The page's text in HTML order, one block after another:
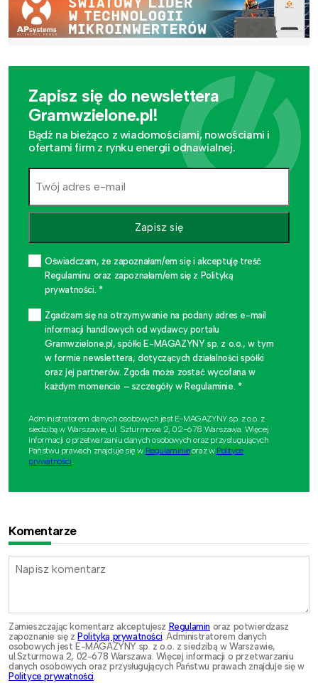
Zapisz się do newslettera
Gramwzielone.pl!
Bądź na bieżąco z wiadomościami, nowościami i
ofertami firm z rynku energii odnawialnej.
Zapisz się
Oświadczam, że zapoznałam/em się i akceptuję treść
Regulaminu oraz zapoznałam/em się z Polityką
prywatności. *
Zgadzam się na otrzymywanie na podany adres e-mail
informacji handlowych od wydawcy portalu
Gramwzielone.pl, spółki E-MAGAZYNY sp. z o.o., w tym
w formie newslettera, dotyczących działalności spółki
oraz jej partnerów. Zgoda może zostać wycofana w
każdym momencie – szczegóły w Regulaminie. *
Administratorem danych osobowych jest E-MAGAZYNY sp. z o.o. z
siedzibą w Warszawie, ul. Szturmowa 2, 02-678 Warszawa. Więcej
informacji o przetwarzaniu danych osobowych oraz przysługujących
Państwu prawach znajduje się w Regulaminieoraz w Polityce
prywatności.
Komentarze
Zamieszczając komentarz akceptujesz Regulamin oraz potwierdzasz
zapoznanie się z Polityką prywatności. Administratorem danych
osobowych jest E-MAGAZYNY sp. z o.o. z siedzibą w Warszawie,
ul.Szturmowa 2, 02-678 Warszawa. Więcej informacji o przetwarzaniu
danych osobowych oraz przysługujących Państwu prawach znajduje się w
Polityce prywatności.